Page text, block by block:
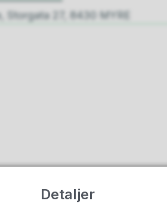
Storgata 27, 8430 MYRE
Detaljer